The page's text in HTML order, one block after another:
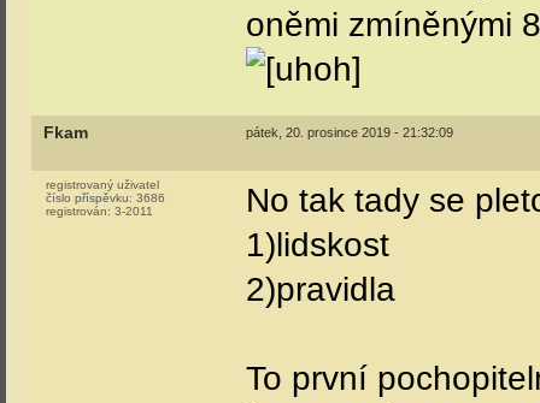
oněmi zmíněnými
Fkam pátek, 20. prosince 2019 - 21:32:09
registrovaný uživatel
číslo příspěvku: 3686
registrován: 3-2011
No tak tady se
1)lidskost
2)pravidla
To první